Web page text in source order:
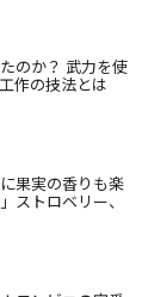
のか？ 武力を使
作の技法とは
果実の香りも楽
ストロベリー、